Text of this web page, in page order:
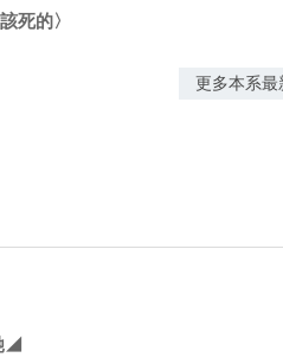
死的〉
更多本系最
◢